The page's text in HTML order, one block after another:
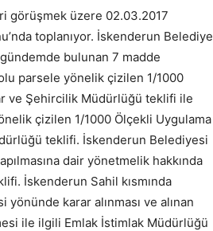
görüşmek üzere 02.03.2017
toplanıyor. İskenderun Belediye
bulunan 7 madde
parsele yönelik çizilen 1/1000
ve Şehircilik Müdürlüğü teklifi ile
çizilen 1/1000 Ölçekli Uygulama
teklifi. İskenderun Belediyesi
dair yönetmelik hakkında
İskenderun Sahil kısmında
yönünde karar alınması ve alınan
ile ilgili Emlak İstimlak Müdürlüğü